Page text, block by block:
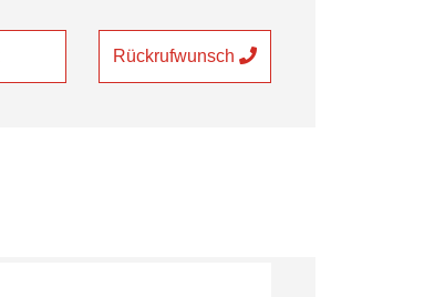
Rückrufwunsch